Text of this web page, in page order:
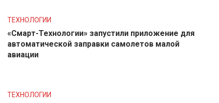
ТЕХНОЛОГИИ
«Смарт-Технологии» запустили приложение для
автоматической заправки самолетов малой
авиации
ТЕХНОЛОГИИ